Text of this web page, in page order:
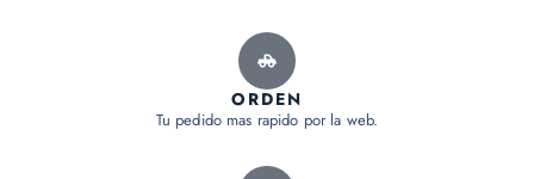
ORDEN
Tu pedido mas rapido por la web.